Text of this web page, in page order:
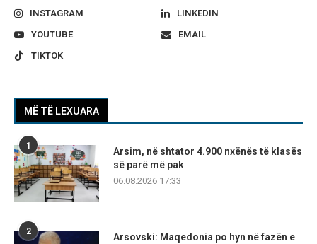
INSTAGRAM
LINKEDIN
YOUTUBE
EMAIL
TIKTOK
MË TË LEXUARA
1
Arsim, në shtator 4.900 nxënës të klasës
së parë më pak
06.08.2026 17:33
2
Arsovski: Maqedonia po hyn në fazën e